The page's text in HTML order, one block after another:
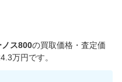
ノス800の買取価格・査定価
万円です。